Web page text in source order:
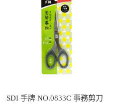
SDI 手牌 NO.0833C 事務剪刀